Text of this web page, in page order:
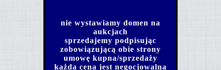
nie wystawiamy domen na
aukcjach
sprzedajemy podpisując
zobowiązującą obie strony
umowę kupna/sprzedaży
każda cena jest negocjowalna